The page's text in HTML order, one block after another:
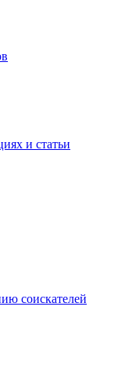
и статьи
соискателей